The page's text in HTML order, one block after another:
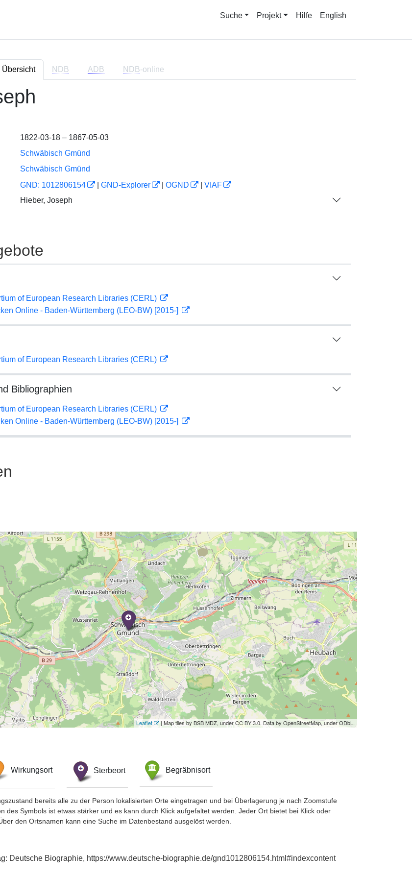
Suche Projekt Hilfe English
Übersicht NDB ADB NDB-online
1822-03-18 – 1867-05-03
Schwäbisch Gmünd
Schwäbisch Gmünd
GND: 1012806154 GND-Explorer OGND
VIAF
Hieber, Joseph
of European Research Libraries (CERL)
Online - Baden-Württemberg (LEO-BW) [2015-]
of European Research Libraries (CERL)
Bibliographien
of European Research Libraries (CERL)
Online - Baden-Württemberg (LEO-BW) [2015-]
Leaflet | Map tiles by BSB MDZ, under CC BY 3.0. Data by OpenStreetMap, under ODbL.
Wirkungsort Sterbeort Begräbnisort
bereits alle zu der Person lokalisierten Orte eingetragen und bei Überlagerung je nach Zoomstufe
des Symbols ist etwas stärker und es kann durch Klick aufgefaltet werden. Jeder Ort bietet bei Klick oder
den Ortsnamen kann eine Suche im Datenbestand ausgelöst werden.
Deutsche Biographie, https://www.deutsche-biographie.de/gnd1012806154.html#indexcontent